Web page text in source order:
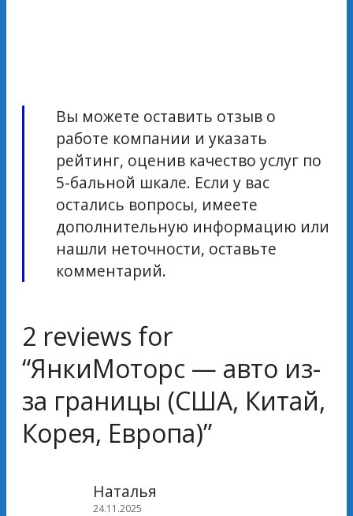
Вы можете оставить отзыв о
работе компании и указать
рейтинг, оценив качество услуг по
5-бальной шкале. Если у вас
остались вопросы, имеете
дополнительную информацию или
нашли неточности, оставьте
комментарий.
2 reviews for
“ЯнкиМоторс — авто из-
за границы (США, Китай,
Корея, Европа)”
Наталья
24.11.2025